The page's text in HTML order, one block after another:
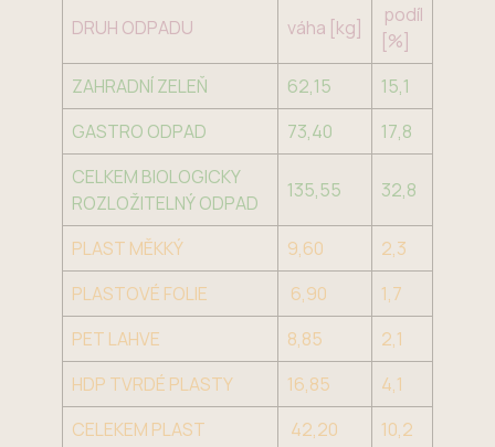
DRUH ODPADU váha [kg]
podíl
[%]
ZAHRADNÍ ZELEŇ
62,15
15,1
GASTRO ODPAD
73,40
17,8
CELKEM BIOLOGICKY
ROZLOŽITELNÝ ODPAD
135,55 32,8
PLAST MĚKKÝ 9,60
2,3
PLASTOVÉ FOLIE
6,90
1,7
PET LAHVE
8,85
2,1
HDP TVRDÉ PLASTY
16,85
4,1
CELEKEM PLAST
42,20
10,2